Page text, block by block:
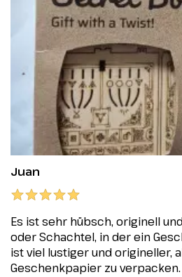
Juan
Es ist sehr hübsch, originell
oder Schachtel, in der ein
ist viel lustiger und origineller,
Geschenkpapier zu verpacken.